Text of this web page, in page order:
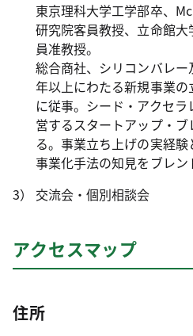
東京理科大学工学部卒、
研究院客員教授、立命館
員准教授。
総合商社、シリコンバレ
年以上にわたる新規事業
に従事。シード・アクセ
営するスタートアップ・
る。事業立ち上げの実経
事業化手法の知見をブレン
交流会・個別相談会
アクセスマップ
住所